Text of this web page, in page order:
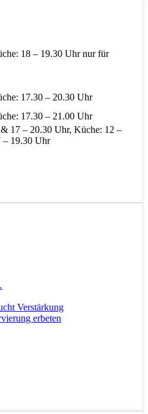
18 – 19.30 Uhr nur für
17.30 – 20.30 Uhr
17.30 – 21.00 Uhr
17 – 20.30 Uhr, Küche: 12 –
– 19.30 Uhr
Verstärkung
erbeten